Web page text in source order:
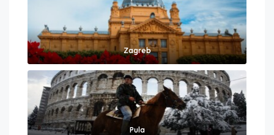
Zagreb
Pula